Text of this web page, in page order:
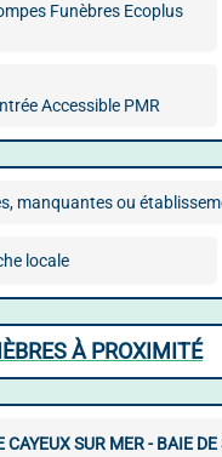
Funèbres Ecoplus
Accessible PMR
manquantes ou
locale
À PROXIMITÉ
CAYEUX SUR MER - BAIE